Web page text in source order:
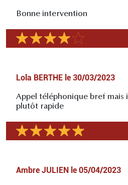
Bonne intervention
Lola BERTHE le 30/03/2023
Appel téléphonique bref mais
plutôt rapide
Ambre JULIEN le 05/04/2023